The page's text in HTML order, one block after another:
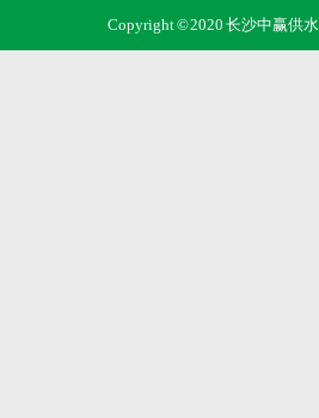
Copyright © 2020 长沙中赢供